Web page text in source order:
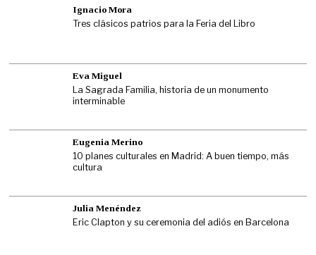
Ignacio Mora
Tres clásicos patrios para la Feria del Libro
Eva Miguel
La Sagrada Familia, historia de un monumento
interminable
Eugenia Merino
10 planes culturales en Madrid: A buen tiempo, más
cultura
Julia Menéndez
Eric Clapton y su ceremonia del adiós en Barcelona